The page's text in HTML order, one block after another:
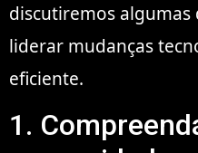
discutiremos
liderar mudanças
eficiente.
1.